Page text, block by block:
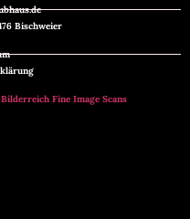
Fine Image Scans
Bischweier